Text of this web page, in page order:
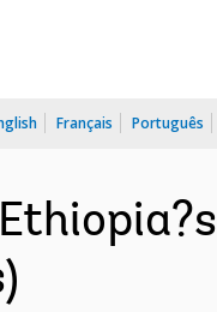
Français Português